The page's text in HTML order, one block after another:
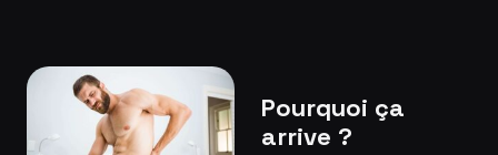
Pourquoi ça
arrive ?